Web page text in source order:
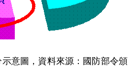
意圖，資料來源：國防部令頒